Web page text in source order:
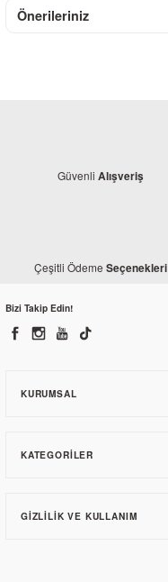
Önerileriniz
Güvenli Alışveriş
Çeşitli Ödeme Seçenekleri
Bizi Takip Edin!
KURUMSAL
KATEGORILER
GIZLILIK VE KULLANIM